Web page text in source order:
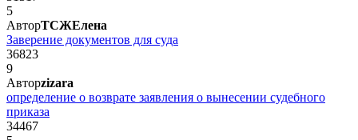
5
АвторТСЖЕлена
Заверение документов для суда
36823
9
Авторzizara
определение о возврате заявления о вынесении судебного
приказа
34467